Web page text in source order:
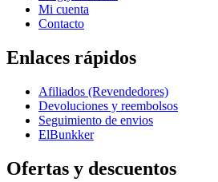
Mi cuenta
Contacto
Enlaces rápidos
Afiliados (Revendedores)
Devoluciones y reembolsos
Seguimiento de envios
ElBunkker
Ofertas y descuentos